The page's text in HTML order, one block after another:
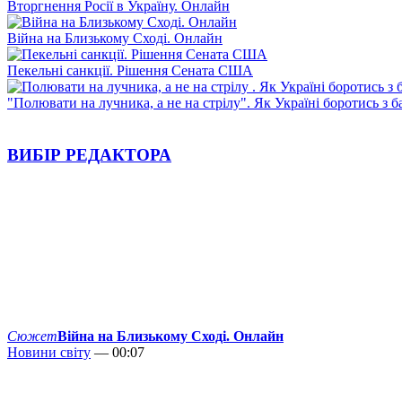
Вторгнення Росії в Україну. Онлайн
Війна на Близькому Сході. Онлайн
Пекельні санкції. Рішення Сената США
"Полювати на лучника, а не на стрілу". Як Україні боротись з
ВИБІР РЕДАКТОРА
СюжетВійна на Близькому Сході. Онлайн
Новини світу — 00:07